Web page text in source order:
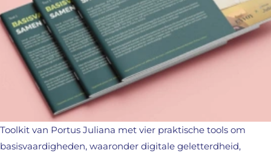
Toolkit van Portus Juliana met vier praktische tools om
basisvaardigheden, waaronder digitale geletterdheid,